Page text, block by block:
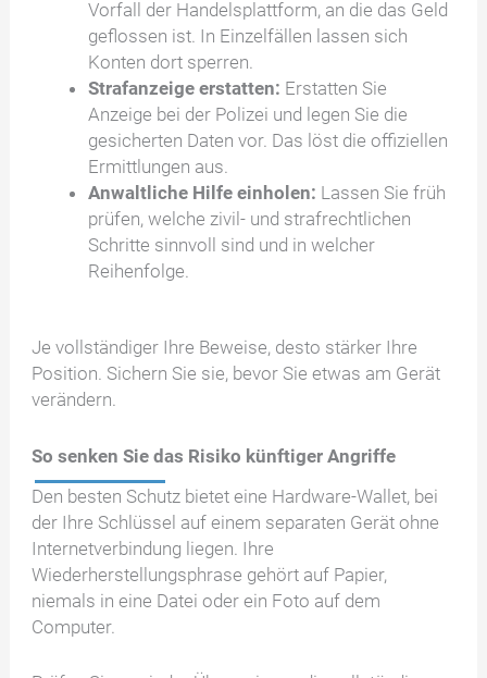
Vorfall der Handelsplattform, an die das Geld
geflossen ist. In Einzelfällen lassen sich
Konten dort sperren.
Strafanzeige erstatten: Erstatten Sie
Anzeige bei der Polizei und legen Sie die
gesicherten Daten vor. Das löst die offiziellen
Ermittlungen aus.
Anwaltliche Hilfe einholen: Lassen Sie früh
prüfen, welche zivil- und strafrechtlichen
Schritte sinnvoll sind und in welcher
Reihenfolge.
Je vollständiger Ihre Beweise, desto stärker Ihre
Position. Sichern Sie sie, bevor Sie etwas am Gerät
verändern.
So senken Sie das Risiko künftiger Angriffe
Den besten Schutz bietet eine Hardware-Wallet, bei
der Ihre Schlüssel auf einem separaten Gerät ohne
Internetverbindung liegen. Ihre
Wiederherstellungsphrase gehört auf Papier,
niemals in eine Datei oder ein Foto auf dem
Computer.